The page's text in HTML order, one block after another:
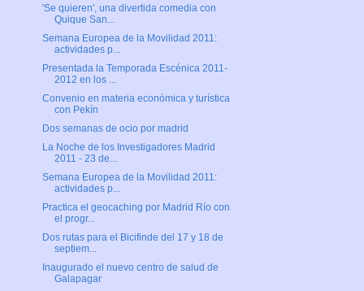
'Se quieren', una divertida comedia con
Quique San...
Semana Europea de la Movilidad 2011:
actividades p...
Presentada la Temporada Escénica 2011-
2012 en los ...
Convenio en materia económica y turística
con Pekín
Dos semanas de ocio por madrid
La Noche de los Investigadores Madrid
2011 - 23 de...
Semana Europea de la Movilidad 2011:
actividades p...
Practica el geocaching por Madrid Río con
el progr...
Dos rutas para el Bicifinde del 17 y 18 de
septiem...
Inaugurado el nuevo centro de salud de
Galapagar